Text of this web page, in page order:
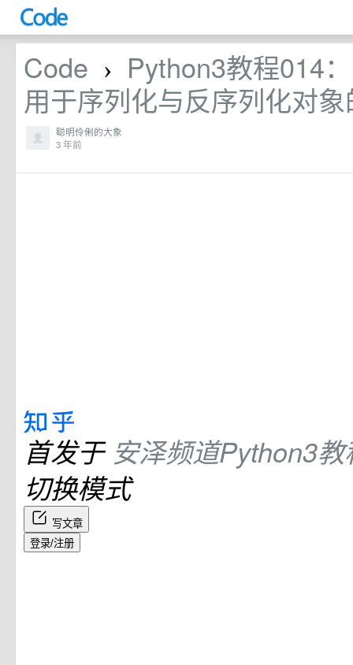
Code ›
Python3教程014
用于序列化与反序列化对
聪明伶俐的大象
3 年前
首发于 安泽频道Python3教
切换模式
写文章
登录/注册